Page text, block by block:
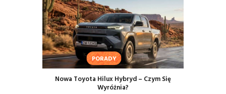
PORADY
Nowa Toyota Hilux Hybryd – Czym Się
Wyróżnia?